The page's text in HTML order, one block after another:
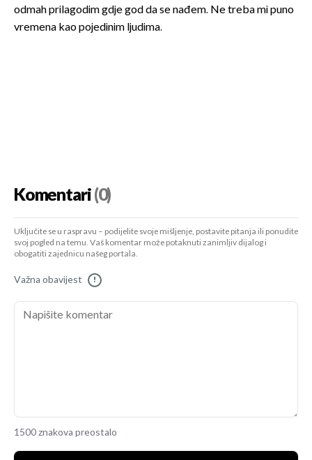
odmah prilagodim gdje god da se nađem. Ne treba mi puno
vremena kao pojedinim ljudima.
Komentari(0)
Uključite se u raspravu – podijelite svoje mišljenje, postavite pitanja ili ponudite
svoj pogled na temu. Vaš komentar može potaknuti zanimljiv dijalog i
obogatiti zajednicu našeg portala.
Važna obavijest !
1500 znakova preostalo